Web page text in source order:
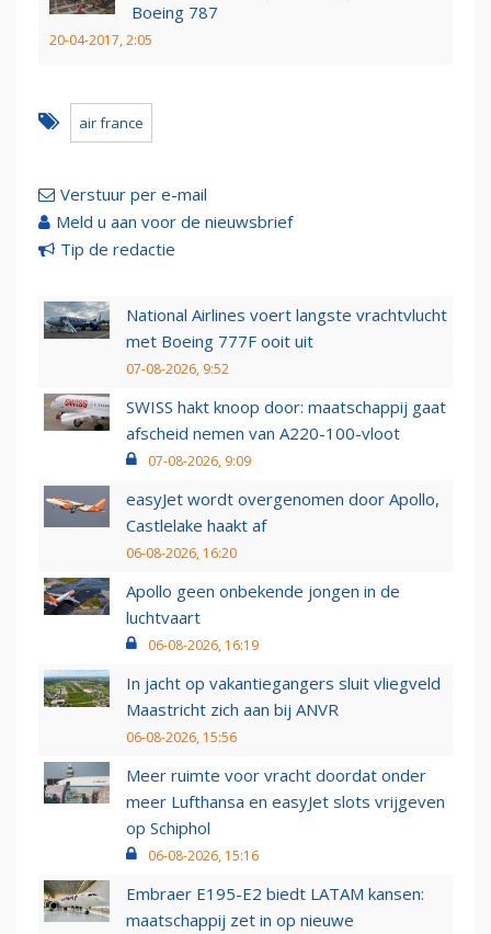
Boeing 787
20-04-2017, 2:05
air france
Verstuur per e-mail
Meld u aan voor de nieuwsbrief
Tip de redactie
National Airlines voert langste vrachtvlucht
met Boeing 777F ooit uit
07-08-2026, 9:52
SWISS hakt knoop door: maatschappij gaat
afscheid nemen van A220-100-vloot
07-08-2026, 9:09
easyJet wordt overgenomen door Apollo,
Castlelake haakt af
06-08-2026, 16:20
Apollo geen onbekende jongen in de
luchtvaart
06-08-2026, 16:19
In jacht op vakantiegangers sluit vliegveld
Maastricht zich aan bij ANVR
06-08-2026, 15:56
Meer ruimte voor vracht doordat onder
meer Lufthansa en easyJet slots vrijgeven
op Schiphol
06-08-2026, 15:16
Embraer E195-E2 biedt LATAM kansen:
maatschappij zet in op nieuwe